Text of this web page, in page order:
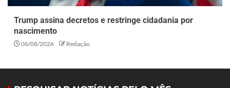
Trump assina decretos e restringe cidadania por
nascimento
06/08/2026 Redação